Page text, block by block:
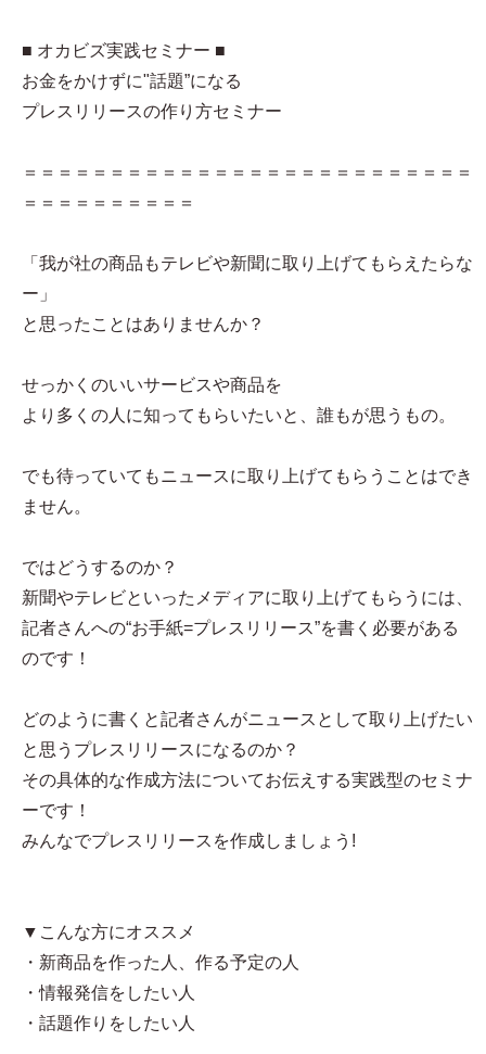
■ オカビズ実践セミナー ■
お金をかけずに"話題”になる
プレスリリースの作り方セミナー
＝＝＝＝＝＝＝＝＝＝＝＝＝＝＝＝＝＝＝＝＝＝＝＝＝＝
＝＝＝＝＝＝＝＝＝＝
「我が社の商品もテレビや新聞に取り上げてもらえたらな
ー」
と思ったことはありませんか？
せっかくのいいサービスや商品を
より多くの人に知ってもらいたいと、誰もが思うもの。
でも待っていてもニュースに取り上げてもらうことはでき
ません。
ではどうするのか？
新聞やテレビといったメディアに取り上げてもらうには、
記者さんへの“お手紙=プレスリリース”を書く必要がある
のです！
どのように書くと記者さんがニュースとして取り上げたい
と思うプレスリリースになるのか？
その具体的な作成方法についてお伝えする実践型のセミナ
ーです！
みんなでプレスリリースを作成しましょう!
▼こんな方にオススメ
・新商品を作った人、作る予定の人
・情報発信をしたい人
・話題作りをしたい人